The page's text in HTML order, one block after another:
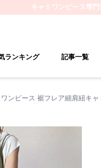
キャミワンピース専門
ランキング 記事一覧
ンピース 裾フレア細肩紐キ